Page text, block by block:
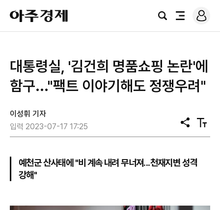
아
주
경
검
전
로
그
대통령실, '김건희 명품쇼핑 논란'에
함구..."팩트 이야기해도 정쟁우려"
이성휘 기자
입력 2023-07-17 17:25
공
유
텍
스
예천군 산사태에 "비 계속 내려 무너져...천재지변 성격
강해"